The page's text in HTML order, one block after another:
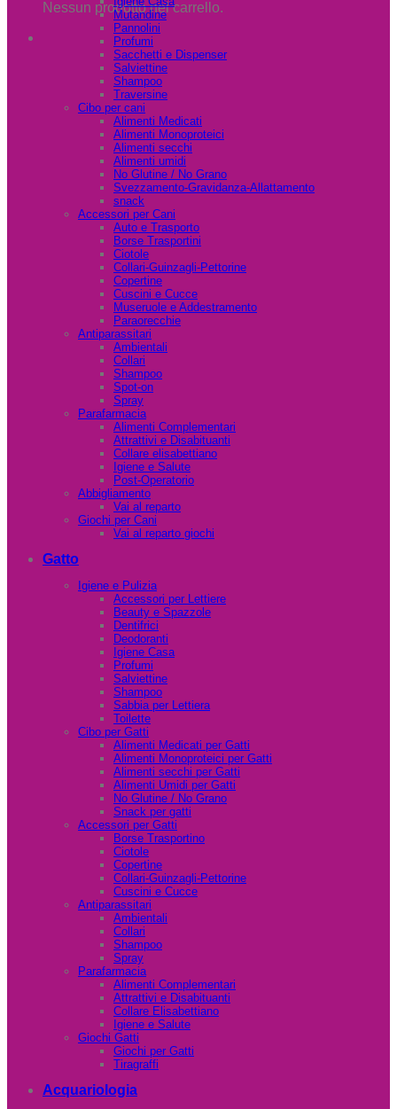
Nessun prodotto nel carrello.
Mutandine
Pannolini
Profumi
Sacchetti e Dispenser
Salviettine
Shampoo
Traversine
Cibo per cani
Alimenti Medicati
Alimenti Monoproteici
Alimenti secchi
Alimenti umidi
No Glutine / No Grano
Svezzamento-Gravidanza-Allattamento
snack
Accessori per Cani
Auto e Trasporto
Borse Trasportini
Ciotole
Collari-Guinzagli-Pettorine
Copertine
Cuscini e Cucce
Museruole e Addestramento
Paraorecchie
Antiparassitari
Ambientali
Collari
Shampoo
Spot-on
Spray
Parafarmacia
Alimenti Complementari
Attrattivi e Disabituanti
Collare elisabettiano
Igiene e Salute
Post-Operatorio
Abbigliamento
Vai al reparto
Giochi per Cani
Vai al reparto giochi
Gatto
Igiene e Pulizia
Accessori per Lettiere
Beauty e Spazzole
Dentifrici
Deodoranti
Igiene Casa
Profumi
Salviettine
Shampoo
Sabbia per Lettiera
Toilette
Cibo per Gatti
Alimenti Medicati per Gatti
Alimenti Monoproteici per Gatti
Alimenti secchi per Gatti
Alimenti Umidi per Gatti
No Glutine / No Grano
Snack per gatti
Accessori per Gatti
Borse Trasportino
Ciotole
Copertine
Collari-Guinzagli-Pettorine
Cuscini e Cucce
Antiparassitari
Ambientali
Collari
Shampoo
Spray
Parafarmacia
Alimenti Complementari
Attrattivi e Disabituanti
Collare Elisabettiano
Igiene e Salute
Giochi Gatti
Giochi per Gatti
Tiragraffi
Acquariologia